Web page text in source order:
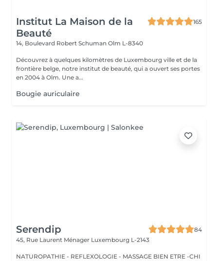
Institut La Maison de la
Beauté
165
14, Boulevard Robert Schuman Olm L-8340
Découvrez à quelques kilomètres de Luxembourg ville et de la
frontière belge, notre institut de beauté, qui a ouvert ses portes
en 2004 à Olm. Une a...
Bougie auriculaire
Serendip
84
45, Rue Laurent Ménager Luxembourg L-2143
NATUROPATHIE - REFLEXOLOGIE - MASSAGE BIEN ETRE -CHI